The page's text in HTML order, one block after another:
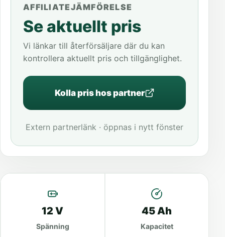
AFFILIATEJÄMFÖRELSE
Se aktuellt pris
Vi länkar till återförsäljare där du kan
kontrollera aktuellt pris och tillgänglighet.
Kolla pris hos partner
Extern partnerlänk · öppnas i nytt fönster
12 V
Spänning
45 Ah
Kapacitet